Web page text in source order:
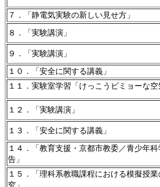
７．「静電気実験の新しい見せ方」
８． 「実験講演」
９．「実験講演」
１０．「安全に関する講義」
１１．実験室学習「けっこうビミョーな空
１２．「実験講演」
１３．「安全に関する講義」
１４．「教育支援・京都市教委／青少年
告」
１５．「理科系教職課程における模擬授
究」